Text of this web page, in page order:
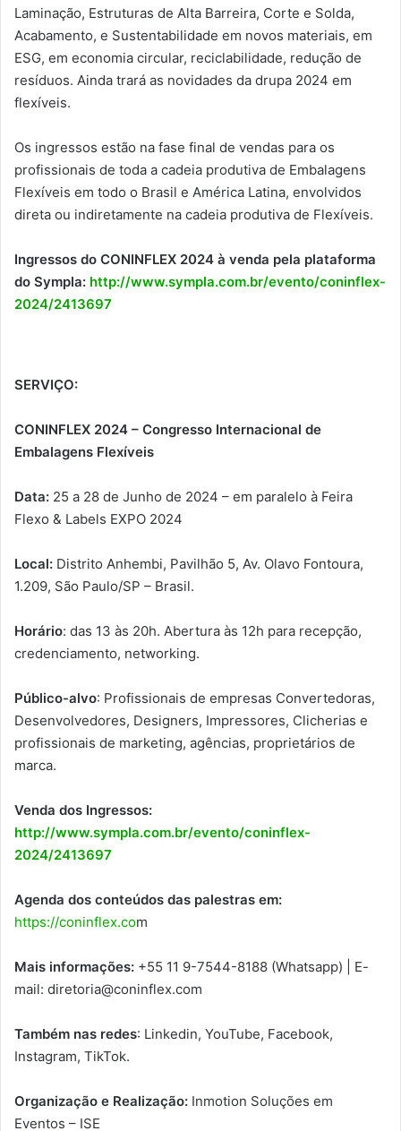
Laminação, Estruturas de Alta Barreira, Corte e Solda,
Acabamento, e Sustentabilidade em novos materiais, em
ESG, em economia circular, reciclabilidade, redução de
resíduos. Ainda trará as novidades da drupa 2024 em
flexíveis.
Os ingressos estão na fase final de vendas para os
profissionais de toda a cadeia produtiva de Embalagens
Flexíveis em todo o Brasil e América Latina, envolvidos
direta ou indiretamente na cadeia produtiva de Flexíveis.
Ingressos do CONINFLEX 2024 à venda pela plataforma
do Sympla: http://www.sympla.com.br/evento/coninflex-
2024/2413697
SERVIÇO:
CONINFLEX 2024 – Congresso Internacional de
Embalagens Flexíveis
Data: 25 a 28 de Junho de 2024 – em paralelo à Feira
Flexo & Labels EXPO 2024
Local: Distrito Anhembi, Pavilhão 5, Av. Olavo Fontoura,
1.209, São Paulo/SP – Brasil.
Horário: das 13 às 20h. Abertura às 12h para recepção,
credenciamento, networking.
Público-alvo: Profissionais de empresas Convertedoras,
Desenvolvedores, Designers, Impressores, Clicherias e
profissionais de marketing, agências, proprietários de
marca.
Venda dos Ingressos:
http://www.sympla.com.br/evento/coninflex-
2024/2413697
Agenda dos conteúdos das palestras em:
https://coninflex.com
Mais informações: +55 11 9-7544-8188 (Whatsapp) | E-
mail: diretoria@coninflex.com
Também nas redes: Linkedin, YouTube, Facebook,
Instagram, TikTok.
Organização e Realização: Inmotion Soluções em
Eventos – ISE